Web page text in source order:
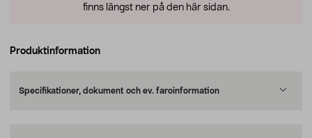
finns längst ner på den här sidan.
Produktinformation
Specifikationer, dokument och ev. faroinformation